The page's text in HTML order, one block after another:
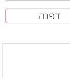
דפנה